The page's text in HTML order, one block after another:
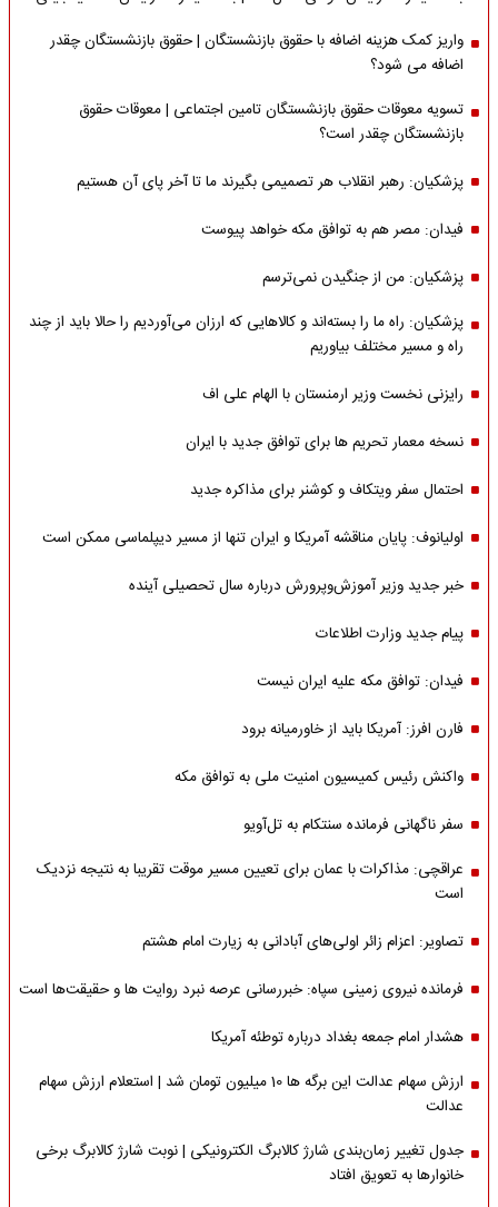
واریز کمک هزینه اضافه با حقوق بازنشستگان | حقوق بازنشستگان چقدر
اضافه می شود؟
تسویه معوقات حقوق بازنشستگان تامین اجتماعی | معوقات حقوق
بازنشستگان چقدر است؟
پزشکیان: رهبر انقلاب هر تصمیمی بگیرند ما تا آخر پای آن هستیم
فیدان: مصر هم به توافق مکه خواهد پیوست
پزشکیان: من از جنگیدن نمی‌ترسم
پزشکیان: راه ما را بسته‌اند و کالاهایی که ارزان می‌آوردیم را حالا باید از چند
راه و مسیر مختلف بیاوریم
رایزنی نخست وزیر ارمنستان با الهام علی اف
نسخه معمار تحریم ها برای توافق جدید با ایران
احتمال سفر ویتکاف و کوشنر برای مذاکره جدید
اولیانوف: پایان مناقشه آمریکا و ایران تنها از مسیر دیپلماسی ممکن است
خبر جدید وزیر آموزش‌وپرورش درباره سال تحصیلی آینده
پیام جدید وزارت اطلاعات
فیدان: توافق مکه علیه ایران نیست
فارن افرز: آمریکا باید از خاورمیانه برود
واکنش رئیس کمیسیون امنیت ملی به توافق مکه
سفر ناگهانی فرمانده سنتکام به تل‌آویو
عراقچی: مذاکرات با عمان برای تعیین مسیر موقت تقریبا به نتیجه نزدیک
است
تصاویر: اعزام زائر اولی‌های آبادانی به زیارت امام هشتم
فرمانده نیروی زمینی سپاه: خبررسانی عرصه نبرد روایت ها و حقیقت‌ها است
هشدار امام جمعه بغداد درباره توطئه آمریکا
ارزش سهام عدالت این برگه ها 10 میلیون تومان شد | استعلام ارزش سهام
عدالت
جدول تغییر زمان‌بندی شارژ کالابرگ الکترونیکی | نوبت شارژ کالابرگ برخی
خانوارها به تعویق افتاد